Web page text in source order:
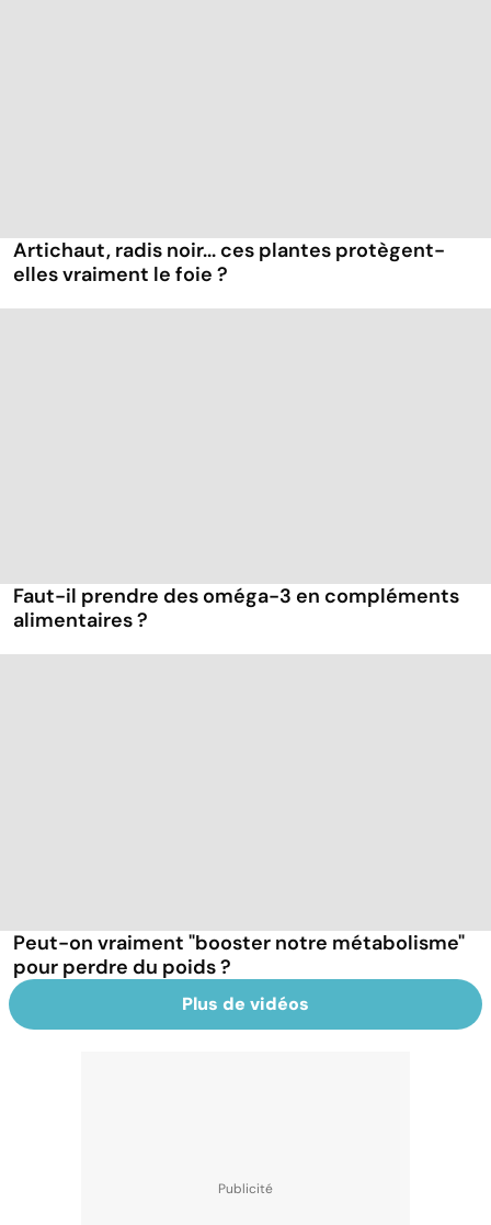
Artichaut, radis noir... ces plantes protègent-
elles vraiment le foie ?
Faut-il prendre des oméga-3 en compléments
alimentaires ?
Peut-on vraiment "booster notre métabolisme"
pour perdre du poids ?
Plus de vidéos